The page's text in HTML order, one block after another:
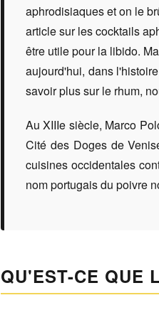
aphrodisiaques et on le
article sur les cocktails
être utile pour la libido.
aujourd'hui, dans
savoir plus sur le rhum,
Au XIIIe siècle, Marco
Cité des Doges de
cuisines occidentales
nom portugais du poivre
QU'EST-CE QUE